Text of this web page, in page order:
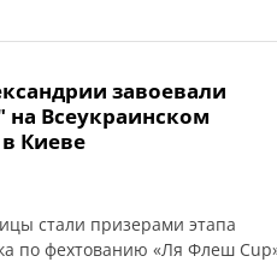
завоевали
на Всеукраинском
Киеве
стали призерами этапа
по фехтованию «Ля Флеш